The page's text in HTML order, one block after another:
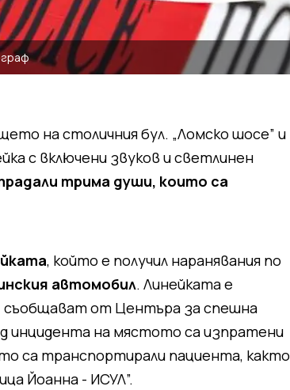
на столичния бул. „Ломско шосе” и
с включени звуков и светлинен
трима души, които са
, който е получил наранявания по
автомобил. Линейката е
съобщават от Центъра за спешна
инцидента на мястото са изпратени
са транспортирали пациента, както
Йоанна - ИСУЛ”.